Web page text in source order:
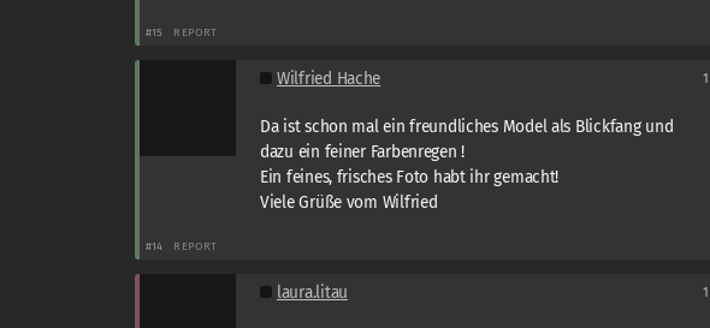
#15 REPORT
Wilfried Hache
Da ist schon mal ein freundliches Model als Blickfang und
dazu ein feiner Farbenregen !
Ein feines, frisches Foto habt ihr gemacht!
Viele Grüße vom Wilfried
#14 REPORT
laura.litau